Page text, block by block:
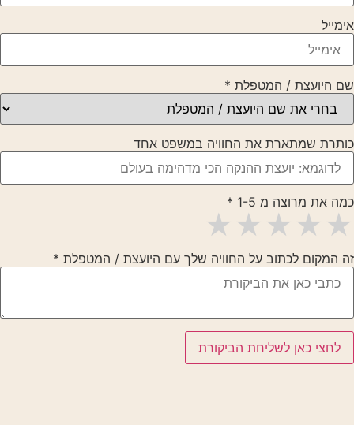
אימייל
שם היועצת / המטפלת *
כותרת שמתארת את החוויה במשפט אחד
כמה את מרוצה מ 1-5 *
זה המקום לכתוב על החוויה שלך עם היועצת / המטפלת *
לחצי כאן לשליחת הביקורת